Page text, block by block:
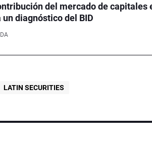
del mercado de capitales
diagnóstico del BID
LATIN SECURITIES